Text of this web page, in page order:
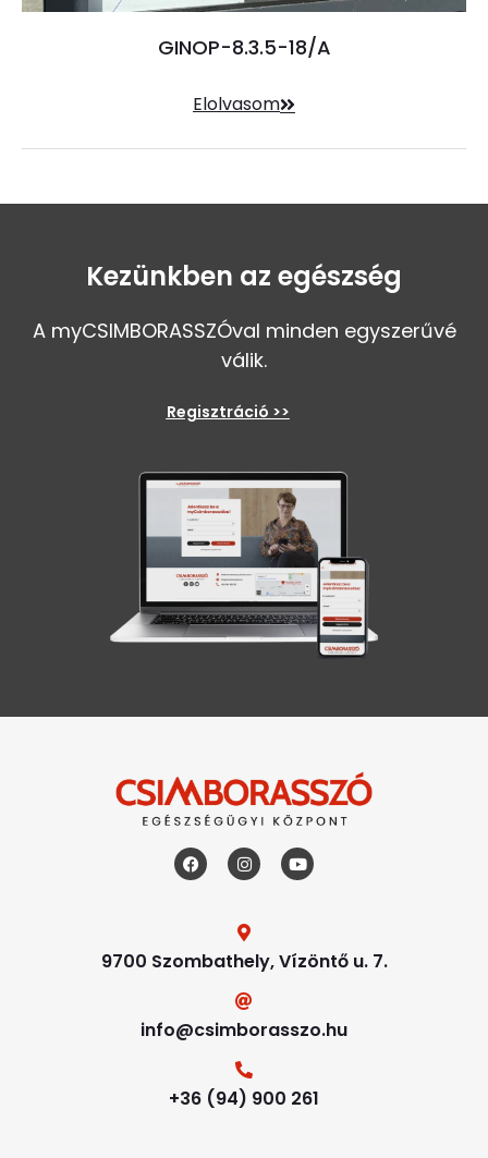
GINOP-8.3.5-18/A
Elolvasom
Kezünkben az egészség
A myCSIMBORASSZÓval minden egyszerűvé
válik.
Regisztráció >>
9700 Szombathely, Vízöntő u. 7.
info@csimborasszo.hu
+36 (94) 900 261